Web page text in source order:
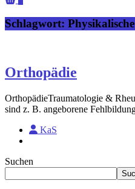
Schlagwort:
Orthopädie
OrthopädieTraumatologie &
sind z. B. angeborene
KaS
Suchen